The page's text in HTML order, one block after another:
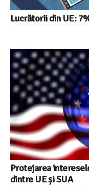
Lucrătorii din UE:
Protejarea
dintre UE și SUA